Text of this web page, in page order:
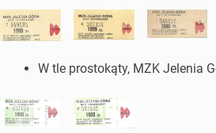
W tle prostokąty, MZK Jelenia